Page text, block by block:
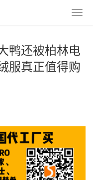
鸭还被柏林电
服真正值得购